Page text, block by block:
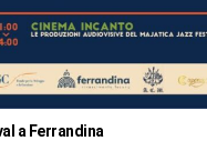
a Ferrandina